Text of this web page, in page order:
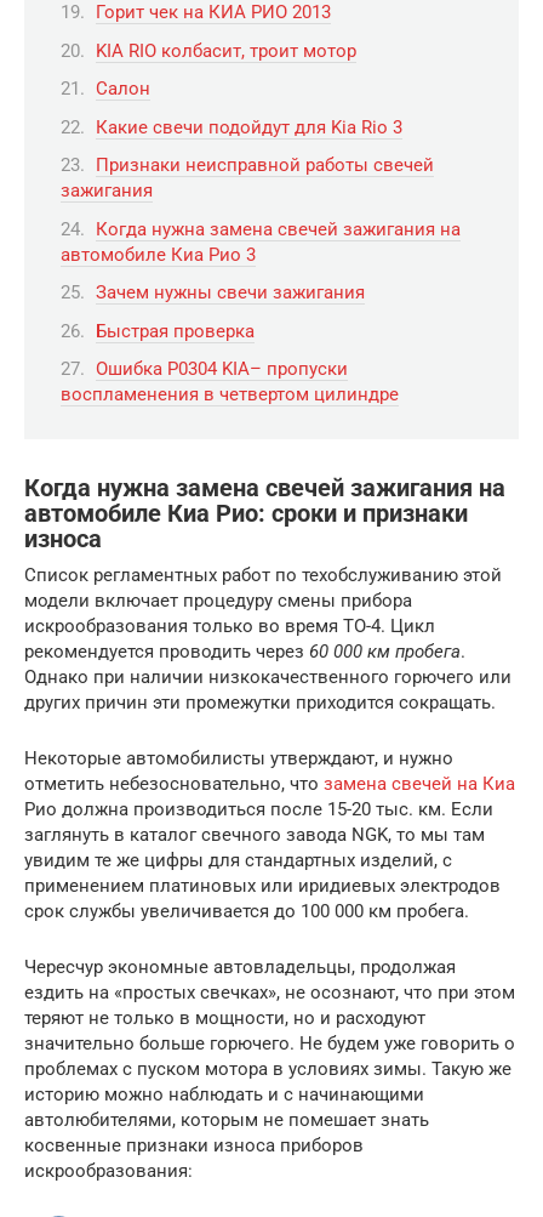
Горит чек на КИА РИО 2013
KIA RIO колбасит, троит мотор
Салон
Какие свечи подойдут для Kia Rio 3
Признаки неисправной работы свечей
зажигания
Когда нужна замена свечей зажигания на
автомобиле Киа Рио 3
Зачем нужны свечи зажигания
Быстрая проверка
Ошибка P0304 KIA– пропуски
воспламенения в четвертом цилиндре
Когда нужна замена свечей зажигания на
автомобиле Киа Рио: сроки и признаки
износа
Список регламентных работ по техобслуживанию этой
модели включает процедуру смены прибора
искрообразования только во время ТО-4. Цикл
рекомендуется проводить через 60 000 км пробега.
Однако при наличии низкокачественного горючего или
других причин эти промежутки приходится сокращать.
Некоторые автомобилисты утверждают, и нужно
отметить небезосновательно, что замена свечей на Киа
Рио должна производиться после 15-20 тыс. км. Если
заглянуть в каталог свечного завода NGK, то мы там
увидим те же цифры для стандартных изделий, с
применением платиновых или иридиевых электродов
срок службы увеличивается до 100 000 км пробега.
Чересчур экономные автовладельцы, продолжая
ездить на «простых свечках», не осознают, что при этом
теряют не только в мощности, но и расходуют
значительно больше горючего. Не будем уже говорить о
проблемах с пуском мотора в условиях зимы. Такую же
историю можно наблюдать и с начинающими
автолюбителями, которым не помешает знать
косвенные признаки износа приборов
искрообразования: